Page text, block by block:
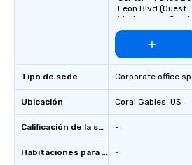
Tipo de sede
Ubicación
Calificación de la sede
Habitaciones para huéspedes
Leon Blvd (Quest
Workspaces Coral
Gables)
Corporate office
Coral Gables, US
-
-